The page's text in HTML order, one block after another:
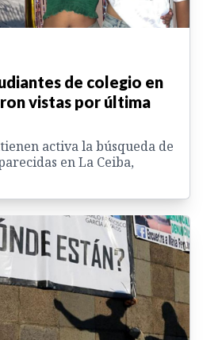
de colegio en
vistas por última
activa la búsqueda de
en La Ceiba,